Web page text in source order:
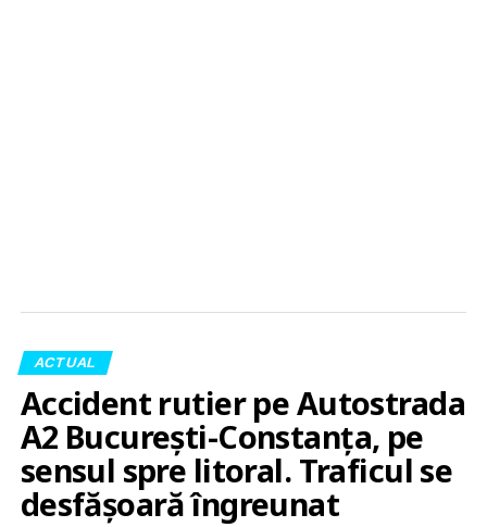
ACTUAL
Accident rutier pe Autostrada
A2 București-Constanța, pe
sensul spre litoral. Traficul se
desfășoară îngreunat